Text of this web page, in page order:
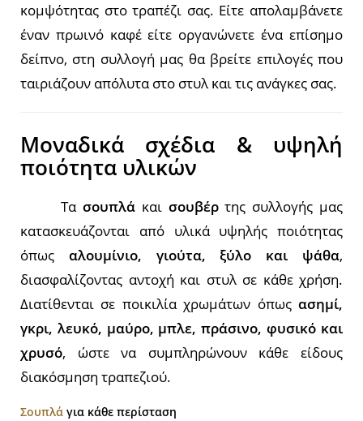
κομψότητας στο τραπέζι σας. Είτε απολαμβάνετε
έναν πρωινό καφέ είτε οργανώνετε ένα επίσημο
δείπνο, στη συλλογή μας θα βρείτε επιλογές που
ταιριάζουν απόλυτα στο στυλ και τις ανάγκες σας.
Μοναδικά σχέδια & υψηλή
ποιότητα υλικών
Τα σουπλάκαι σουβέρτης συλλογής μας
κατασκευάζονται από υλικά υψηλής ποιότητας
όπως αλουμίνιο, γιούτα, ξύλο και ψάθα,
διασφαλίζοντας αντοχή και στυλ σε κάθε χρήση.
Διατίθενται σε ποικιλία χρωμάτων όπως ασημί,
γκρι, λευκό, μαύρο, μπλε, πράσινο, φυσικό και
χρυσό, ώστε να συμπληρώνουν κάθε είδους
διακόσμηση τραπεζιού.
Σουπλά για κάθε περίσταση